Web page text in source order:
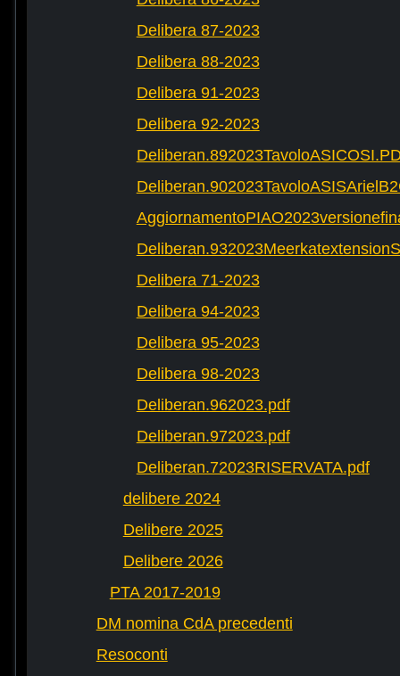
Delibera 87-2023
Delibera 88-2023
Delibera 91-2023
Delibera 92-2023
Delibera 71-2023
Delibera 94-2023
Delibera 95-2023
Delibera 98-2023
Deliberan.962023.pdf
Deliberan.972023.pdf
Deliberan.72023RISERVATA.pdf
delibere 2024
Delibere 2025
Delibere 2026
PTA 2017-2019
DM nomina CdA precedenti
Resoconti